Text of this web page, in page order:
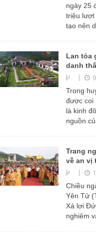
ngày 25
triệu lượt
tạo nên
Lan tỏa
danh
Trong
được coi
là kinh
nguồn
Trang
về an vị
Chiều
Yên Tử
Xá lợi
nghiêm